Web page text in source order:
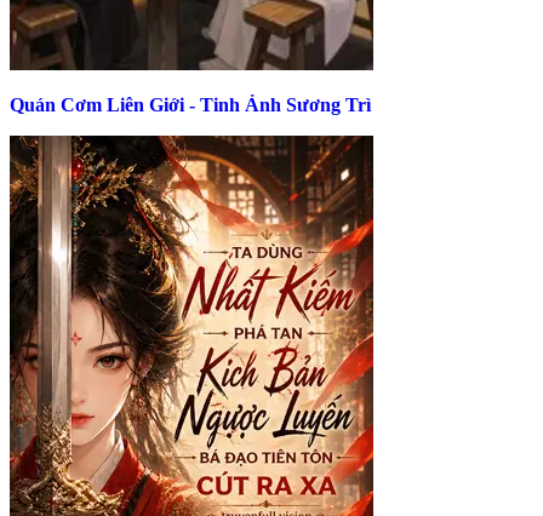
Quán Cơm Liên Giới - Tinh Ảnh Sương Trì